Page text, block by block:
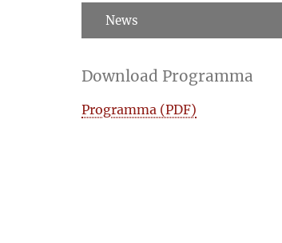
News
Download Programma
Programma (PDF)